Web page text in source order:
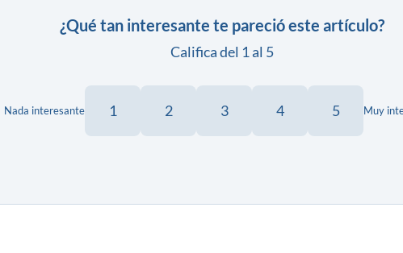
¿Qué tan interesante te pareció este artículo?
Califica del 1 al 5
Nada interesante 1 2 3 4 5 Muy